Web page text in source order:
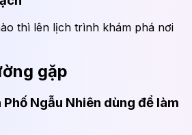
thì lên lịch trình khám phá nơi
gặp
Ngẫu Nhiên dùng để làm